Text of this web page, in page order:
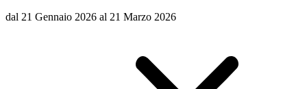
dal 21 Gennaio 2026 al 21 Marzo 2026